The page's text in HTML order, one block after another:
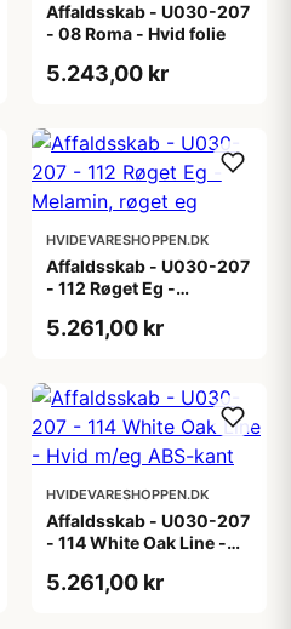
Affaldsskab - U030-207
- 08 Roma - Hvid folie
5.243,00 kr
HVIDEVARESHOPPEN.DK
Affaldsskab - U030-207
- 112 Røget Eg -
5.261,00 kr
HVIDEVARESHOPPEN.DK
Affaldsskab - U030-207
- 114 White Oak Line -
5.261,00 kr